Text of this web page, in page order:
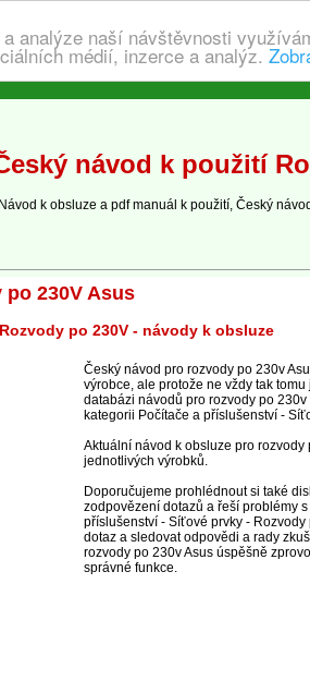
analýze naší návštěvnosti
médií, inzerce a analýz.
návod k použití
k obsluze a pdf manuál k použití, Český
230V Asus
po 230V - návody k obsluze
Český návod pro rozvody po 230v
výrobce, ale protože ne vždy tak
databázi návodů pro rozvody po
kategorii Počítače a příslušenství -
Aktuální návod k obsluze pro
jednotlivých výrobků.
Doporučujeme prohlédnout si také
zodpovězení dotazů a řeší problémy
příslušenství - Síťové prvky -
dotaz a sledovat odpovědi a rady
rozvody po 230v Asus úspěšně
správné funkce.